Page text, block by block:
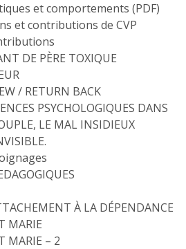
et comportements (PDF)
et contributions de CVP
DE PÈRE TOXIQUE
/ RETURN BACK
PSYCHOLOGIQUES DANS
LE MAL INSIDIEUX
À LA DÉPENDANCE
MARIE
MARIE – 2